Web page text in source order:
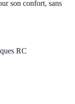
son confort, sans
RC